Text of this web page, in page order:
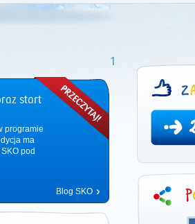
1
start
programie
ma
pod
Blog SKO